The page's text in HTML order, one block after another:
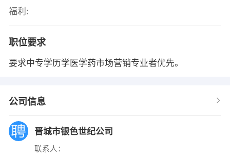
福利:
职位要求
要求中专学历学医学药市场营销专业者优先。
公司信息
晋城市银色世纪公司
联系人：